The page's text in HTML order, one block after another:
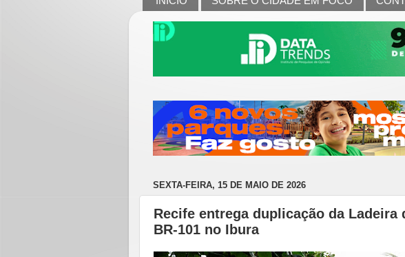
SEXTA-FEIRA, 15 DE MAIO DE 2026
Recife entrega duplicação da Ladeira
BR-101 no Ibura